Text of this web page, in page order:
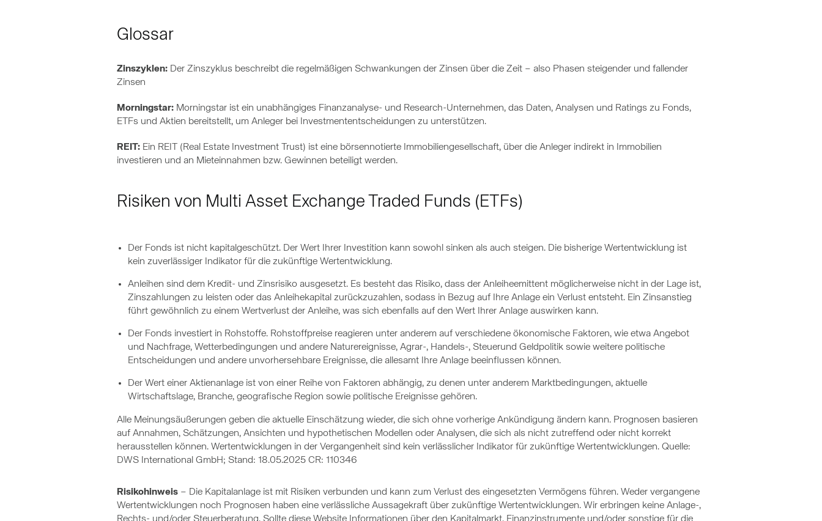
Glossar
Zinszyklen: Der Zinszyklus beschreibt die regelmäßigen Schwankungen der Zinsen über die Zeit – also Phasen steigender und fallender
Zinsen
Morningstar: Morningstar ist ein unabhängiges Finanzanalyse- und Research-Unternehmen, das Daten, Analysen und Ratings zu Fonds,
ETFs und Aktien bereitstellt, um Anleger bei Investmententscheidungen zu unterstützen.
REIT: Ein REIT (Real Estate Investment Trust) ist eine börsennotierte Immobiliengesellschaft, über die Anleger indirekt in Immobilien
investieren und an Mieteinnahmen bzw. Gewinnen beteiligt werden.
Risiken von Multi Asset Exchange Traded Funds (ETFs)
Der Fonds ist nicht kapitalgeschützt. Der Wert Ihrer Investition kann sowohl sinken als auch steigen. Die bisherige Wertentwicklung ist
kein zuverlässiger Indikator für die zukünftige Wertentwicklung.
Anleihen sind dem Kredit- und Zinsrisiko ausgesetzt. Es besteht das Risiko, dass der Anleiheemittent möglicherweise nicht in der Lage ist,
Zinszahlungen zu leisten oder das Anleihekapital zurückzuzahlen, sodass in Bezug auf Ihre Anlage ein Verlust entsteht. Ein Zinsanstieg
führt gewöhnlich zu einem Wertverlust der Anleihe, was sich ebenfalls auf den Wert Ihrer Anlage auswirken kann.
Der Fonds investiert in Rohstoffe. Rohstoffpreise reagieren unter anderem auf verschiedene ökonomische Faktoren, wie etwa Angebot
und Nachfrage, Wetterbedingungen und andere Naturereignisse, Agrar-, Handels-, Steuerund Geldpolitik sowie weitere politische
Entscheidungen und andere unvorhersehbare Ereignisse, die allesamt Ihre Anlage beeinflussen können.
Der Wert einer Aktienanlage ist von einer Reihe von Faktoren abhängig, zu denen unter anderem Marktbedingungen, aktuelle
Wirtschaftslage, Branche, geografische Region sowie politische Ereignisse gehören.
Alle Meinungsäußerungen geben die aktuelle Einschätzung wieder, die sich ohne vorherige Ankündigung ändern kann. Prognosen basieren
auf Annahmen, Schätzungen, Ansichten und hypothetischen Modellen oder Analysen, die sich als nicht zutreffend oder nicht korrekt
herausstellen können. Wertentwicklungen in der Vergangenheit sind kein verlässlicher Indikator für zukünftige Wertentwicklungen. Quelle:
DWS International GmbH; Stand: 18.05.2025 CR: 110346
Risikohinweis – Die Kapitalanlage ist mit Risiken verbunden und kann zum Verlust des eingesetzten Vermögens führen. Weder vergangene
Wertentwicklungen noch Prognosen haben eine verlässliche Aussagekraft über zukünftige Wertentwicklungen. Wir erbringen keine Anlage-,